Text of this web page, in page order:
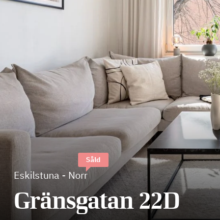
Eskilstuna - Norr
Såld
Gränsgatan 22D